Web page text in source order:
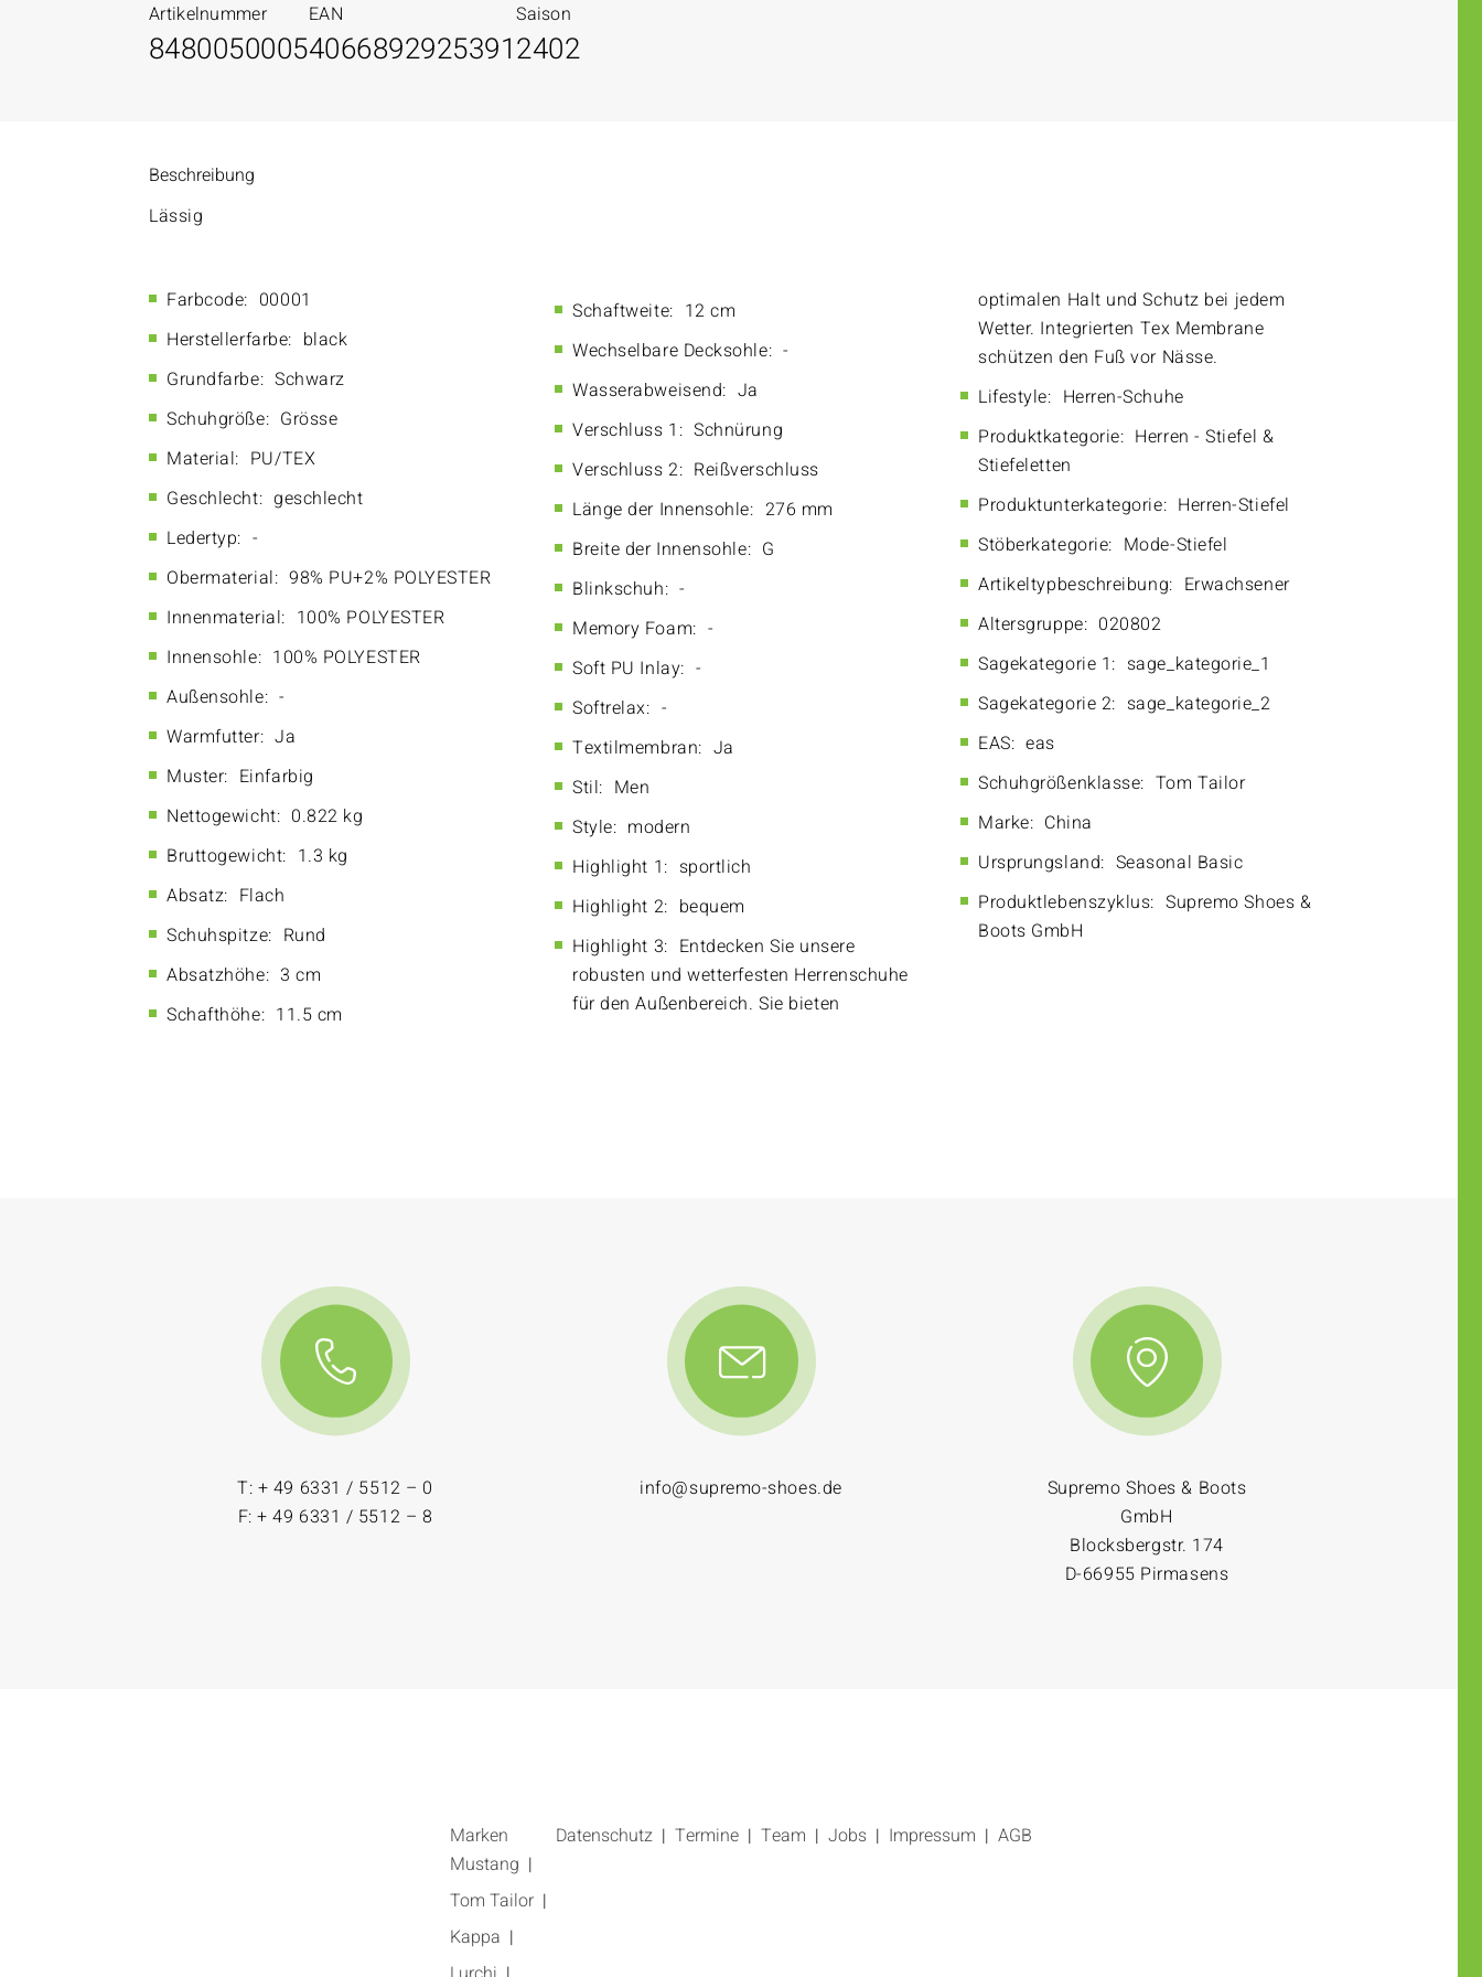
Artikelnummer
8480050005
EAN
4066892925391
Saison
2402
Beschreibung
Lässig
Farbcode: 00001
Herstellerfarbe: black
Grundfarbe: Schwarz
Schuhgröße: Grösse
Material: PU/TEX
Geschlecht: geschlecht
Ledertyp: -
Obermaterial: 98% PU+2% POLYESTER
Innenmaterial: 100% POLYESTER
Innensohle: 100% POLYESTER
Außensohle: -
Warmfutter: Ja
Muster: Einfarbig
Nettogewicht: 0.822 kg
Bruttogewicht: 1.3 kg
Absatz: Flach
Schuhspitze: Rund
Absatzhöhe: 3 cm
Schafthöhe: 11.5 cm
Schaftweite: 12 cm
Wechselbare Decksohle: -
Wasserabweisend: Ja
Verschluss 1: Schnürung
Verschluss 2: Reißverschluss
Länge der Innensohle: 276 mm
Breite der Innensohle: G
Blinkschuh: -
Memory Foam: -
Soft PU Inlay: -
Softrelax: -
Textilmembran: Ja
Stil: Men
Style: modern
Highlight 1: sportlich
Highlight 2: bequem
Highlight 3: Entdecken Sie unsere
robusten und wetterfesten Herrenschuhe
für den Außenbereich. Sie bieten
optimalen Halt und Schutz bei jedem
Wetter. Integrierten Tex Membrane
schützen den Fuß vor Nässe.
Lifestyle: Herren-Schuhe
Produktkategorie: Herren - Stiefel &
Stiefeletten
Produktunterkategorie: Herren-Stiefel
Stöberkategorie: Mode-Stiefel
Artikeltypbeschreibung: Erwachsener
Altersgruppe: 020802
Sagekategorie 1: sage_kategorie_1
Sagekategorie 2: sage_kategorie_2
EAS: eas
Schuhgrößenklasse: Tom Tailor
Marke: China
Ursprungsland: Seasonal Basic
Produktlebenszyklus: Supremo Shoes &
Boots GmbH
T: + 49 6331 / 5512 – 0
F: + 49 6331 / 5512 – 8
info@supremo-shoes.de
Supremo Shoes & Boots
GmbH
Blocksbergstr. 174
D-66955 Pirmasens
Marken
Mustang
Tom Tailor
Kappa
Datenschutz Termine Team Jobs Impressum AGB